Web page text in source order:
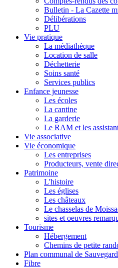
Bulletin - La Cazette
Délibérations
PLU
Vie pratique
La médiathèque
Location de salle
Déchetterie
Soins santé
Services publics
Enfance jeunesse
Les écoles
La cantine
La garderie
Le RAM et les
Vie associative
Vie économique
Les entreprises
Producteurs, vente
Patrimoine
L'histoire
Les églises
Les châteaux
Le chasselas de
sites et oeuvres
Tourisme
Hébergement
Chemins de petite
Plan communal de
Fibre